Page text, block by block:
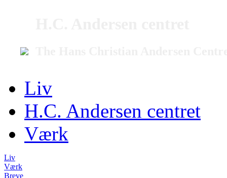
Liv
H.C. Andersen centret
Værk
Liv
Værk
Breve